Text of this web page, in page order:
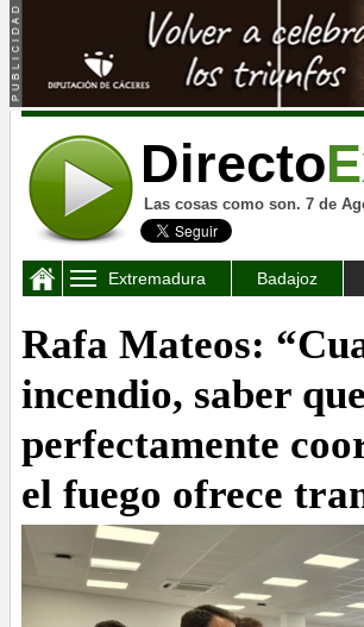
Directo
Las cosas como son. 7 de
Extremadura Badajoz
Rafa Mateos:
incendio, saber
perfectamente
el fuego ofrece